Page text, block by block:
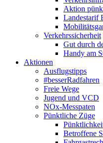
Aktion
Landestarif
Verkehrssicherheit
Gut durch
Handy am
Aktionen
Ausflugstipps
#besserRadfahren
Freie Wege
Jugend und VCD
NOx-Messpaten
Pünktliche Züge
Betroffene